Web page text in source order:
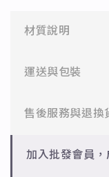
材質說明
✻ 316L不鏽鋼
✻ 925純銀
設計。
運送與包裝
一般會員：一件
批發會員：達門
售後服務與退換
✻ 一般會員
加入批發會員